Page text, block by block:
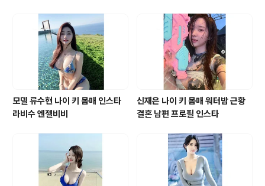
모델 류수현 나이 키 몸매 인스타
라비수 엔젤비비
신재은 나이 키 몸매 워터밤 근황
결혼 남편 프로필 인스타